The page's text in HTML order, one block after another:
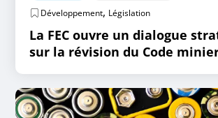
Développement, Législation
La FEC ouvre un dialogue
sur la révision du Code